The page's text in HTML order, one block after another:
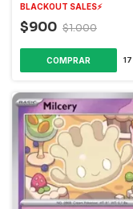
BLACKOUT SALES⚡️
$900 $1.000
COMPRAR 17